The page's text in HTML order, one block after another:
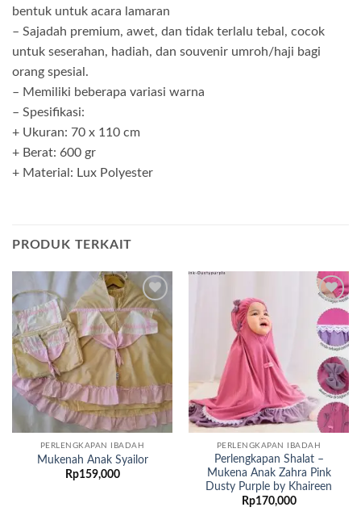
bentuk untuk acara lamaran
– Sajadah premium, awet, dan tidak terlalu tebal, cocok
untuk seserahan, hadiah, dan souvenir umroh/haji bagi
orang spesial.
– Memiliki beberapa variasi warna
– Spesifikasi:
+ Ukuran: 70 x 110 cm
+ Berat: 600 gr
+ Material: Lux Polyester
PRODUK TERKAIT
Add to
wishlist
PERLENGKAPAN IBADAH
Mukenah Anak Syailor
Rp159,000
Add to
wishlist
PERLENGKAPAN IBADAH
Perlengkapan Shalat –
Mukena Anak Zahra Pink
Dusty Purple by Khaireen
Rp170,000